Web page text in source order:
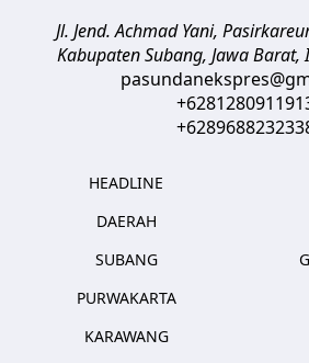
Jl. Jend. Achmad Yani,
Kabupaten Subang, Jawa Barat,
HEADLINE
DAERAH
SUBANG
PURWAKARTA
KARAWANG